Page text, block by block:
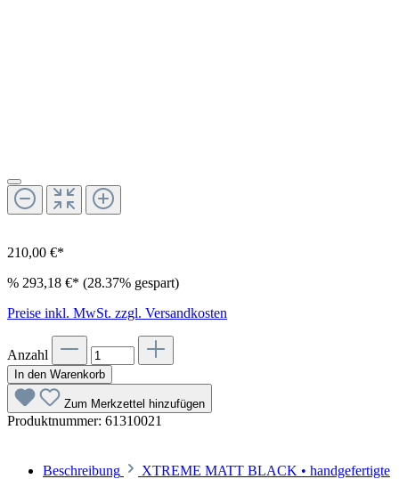
210,00 €*
% 293,18 €* (28.37% gespart)
Preise inkl. MwSt. zzgl. Versandkosten
Anzahl
In den Warenkorb
Zum Merkzettel hinzufügen
Produktnummer: 61310021
Beschreibung
XTREME MATT BLACK • handgefertigte